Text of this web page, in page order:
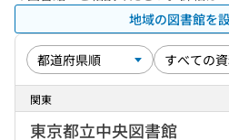
地域の図書館を
関東
東京都立中央図書館